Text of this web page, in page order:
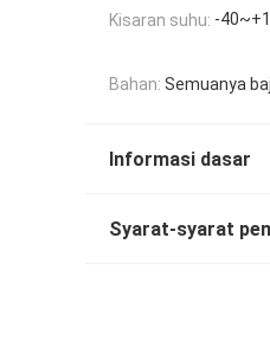
Kisaran suhu: -
Bahan: Semuanya
Informasi dasar
Syarat-syarat